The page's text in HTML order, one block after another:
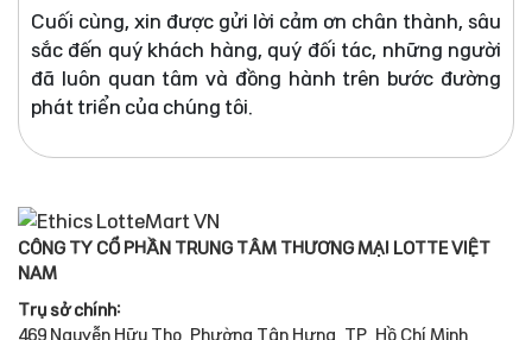
Cuối cùng, xin được gửi lời cảm ơn chân thành, sâu
sắc đến quý khách hàng, quý đối tác, những người
đã luôn quan tâm và đồng hành trên bước đường
phát triển của chúng tôi.
CÔNG TY CỔ PHẦN TRUNG TÂM THƯƠNG MẠI LOTTE VIỆT
NAM
Trụ sở chính:
469 Nguyễn Hữu Thọ, Phường Tân Hưng, TP. Hồ Chí Minh